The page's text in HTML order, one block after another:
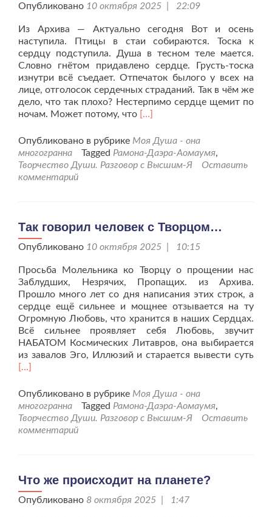
Опубликовано 10 октября 2025 | 22:09
Из Архива — Актуально сегодня Вот и осень
наступила. Птицы в стаи собираются. Тоска к
сердцу подступила. Душа в тесном теле мается.
Словно гнётом придавлено сердце. Грусть-тоска
изнутри всё съедает. Отпечаток былого у всех на
лице, отголосок сердечных страданий. Так в чём же
дело, что так плохо? Нестерпимо сердце щемит по
ночам. Может потому, что Читать
проРазрушение
старых
устоев.
[…]
Опубликовано в рубрике Моя Душа - она
многогранна
Tagged Рамона-Даэра-Аомаумя,
Творчество Души. Разговор с Высшим-Я
Оставить
комментарий
Так говорил человек с Творцом…
Опубликовано 10 октября 2025 | 10:15
Просьба Молельника ко Творцу о прощении нас
Заблудших, Незрячих, Пропащих. из Архива.
Прошло много лет со дня написания этих строк, а
сердце ещё сильнее и мощнее отзывается на ту
Огромную Любовь, что хранится в наших Сердцах.
Всё сильнее проявляет себя Любовь, звучит
НАБАТОМ Космических Литавров, она выбирается
из завалов Эго, Иллюзий и старается вывести суть
[…]
Опубликовано в рубрике Моя Душа - она
многогранна
Tagged Рамона-Даэра-Аомаумя,
Творчество Души. Разговор с Высшим-Я
Оставить
комментарий
Что же происходит на планете?
Опубликовано 8 октября 2025 | 1:47